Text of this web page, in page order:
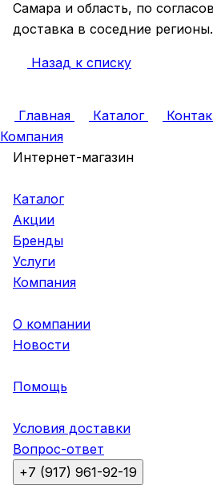
Самара и область, по
доставка в соседние регионы.
Назад к списку
Главная Каталог
Компания
Интернет-магазин
Каталог
Акции
Бренды
Услуги
Компания
О компании
Новости
Помощь
Условия доставки
Вопрос-ответ
+7 (917) 961-92-19